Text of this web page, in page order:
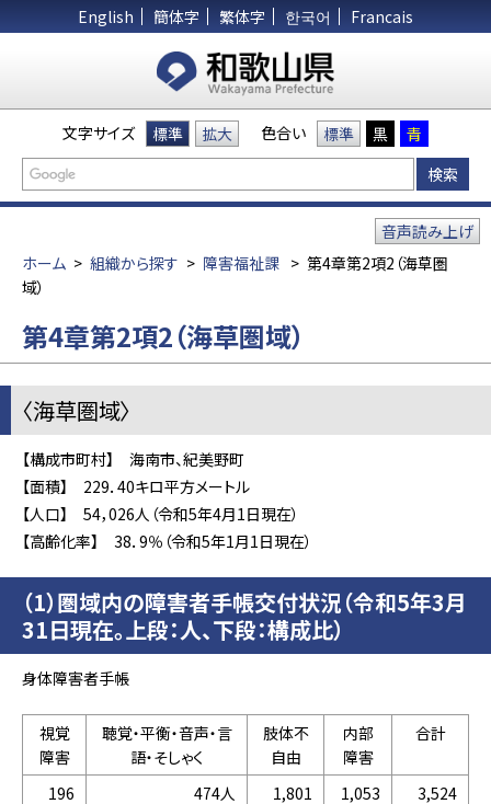
English 簡体字 繁体字 한국어 Francais
文字サイズ 標準 拡大 色合い 標準 黒 青
ホーム > 組織から探す > 障害福祉課 > 第4章第2項2（海草圏
域）
音声読み上げ
第4章第2項2（海草圏域）
〈海草圏域〉
【構成市町村】 海南市、紀美野町
【面積】 229．40キロ平方メートル
【人口】 54，026人（令和5年4月1日現在）
【高齢化率】 38．9％（令和5年1月1日現在）
（1）圏域内の障害者手帳交付状況（令和5年3月
31日現在。上段：人、下段：構成比）
身体障害者手帳
視覚
障害
聴覚・平衡・音声・言
語・そしゃく
肢体不
自由
内部
障害
合計
196
474人
1,801
1,053
3,524